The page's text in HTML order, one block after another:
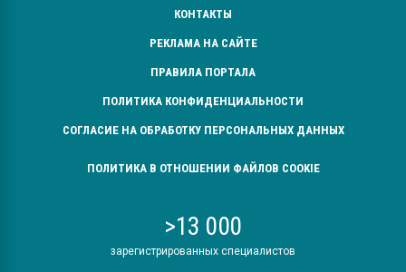
КОНТАКТЫ
РЕКЛАМА НА САЙТЕ
ПРАВИЛА ПОРТАЛА
ПОЛИТИКА КОНФИДЕНЦИАЛЬНОСТИ
СОГЛАСИЕ НА ОБРАБОТКУ ПЕРСОНАЛЬНЫХ ДАННЫХ
ПОЛИТИКА В ОТНОШЕНИИ ФАЙЛОВ COOKIE
>13 000
зарегистрированных специалистов